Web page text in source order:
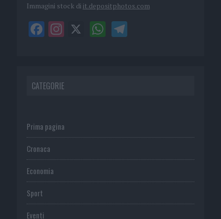
Immagini stock di it.depositphotos.com
CATEGORIE
Prima pagina
Cronaca
Economia
Sport
Eventi